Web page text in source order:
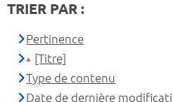
TRIER PAR :
Pertinence
[Titre]
Type de contenu
Date de dernière